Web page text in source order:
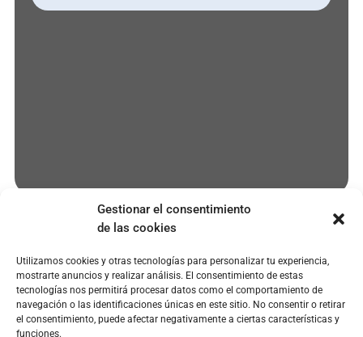
Gestionar el consentimiento
de las cookies
Utilizamos cookies y otras tecnologías para personalizar tu experiencia,
mostrarte anuncios y realizar análisis. El consentimiento de estas
tecnologías nos permitirá procesar datos como el comportamiento de
navegación o las identificaciones únicas en este sitio. No consentir o retirar
el consentimiento, puede afectar negativamente a ciertas características y
funciones.
paciente@clinicaoroa.com
915 77
67 47
EMPRESA
Quienes
somos
SERVICIOS
Microcarillas
dentales
POLÍTICAS
Aviso legal
Política de